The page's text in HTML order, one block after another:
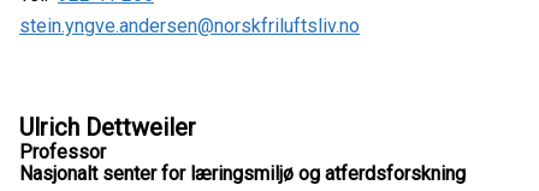
stein.yngve.andersen@norskfriluftsliv.no
Ulrich Dettweiler
Professor
Nasjonalt senter for læringsmiljø og atferdsforskning